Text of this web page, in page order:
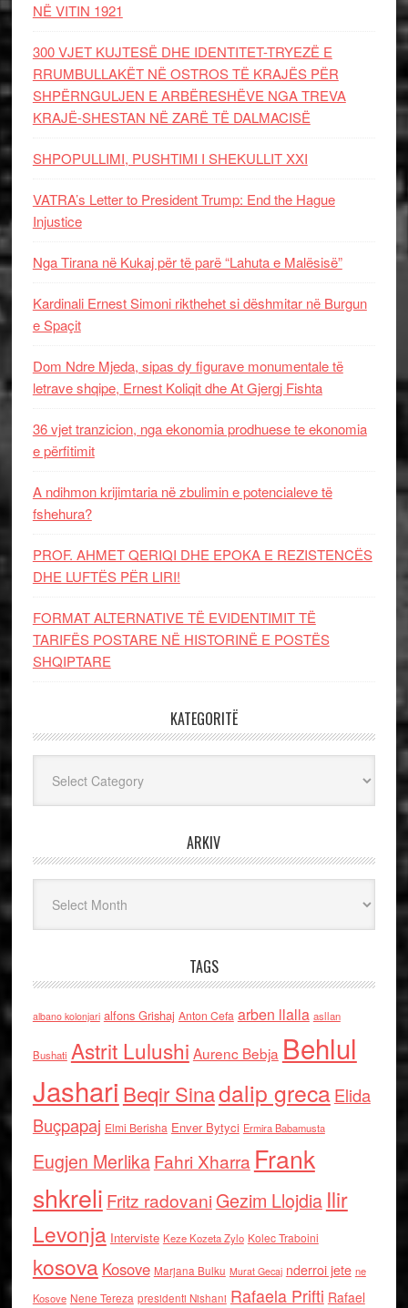
NË VITIN 1921
300 VJET KUJTESË DHE IDENTITET-TRYEZË E
RRUMBULLAKËT NË OSTROS TË KRAJËS PËR
SHPËRNGULJEN E ARBËRESHËVE NGA TREVA
KRAJË-SHESTAN NË ZARË TË DALMACISË
SHPOPULLIMI, PUSHTIMI I SHEKULLIT XXI
VATRA’s Letter to President Trump: End the Hague
Injustice
Nga Tirana në Kukaj për të parë “Lahuta e Malësisë”
Kardinali Ernest Simoni rikthehet si dëshmitar në Burgun
e Spaçit
Dom Ndre Mjeda, sipas dy figurave monumentale të
letrave shqipe, Ernest Koliqit dhe At Gjergj Fishta
36 vjet tranzicion, nga ekonomia prodhuese te ekonomia
e përfitimit
A ndihmon krijimtaria në zbulimin e potencialeve të
fshehura?
PROF. AHMET QERIQI DHE EPOKA E REZISTENCЁS
DHE LUFTЁS PЁR LIRI!
FORMAT ALTERNATIVE TË EVIDENTIMIT TË
TARIFËS POSTARE NË HISTORINË E POSTËS
SHQIPTARE
KATEGORITË
ARKIV
TAGS
albano kolonjari alfons Grishaj Anton Cefa arben llalla asllan
Bushati Astrit Lulushi Aurenc Bebja Behlul
Jashari Beqir Sinadalip grecaElida
Buçpapaj Elmi Berisha Enver Bytyci Ermira Babamusta
Eugjen MerlikaFahri Xharra Frank
shkreli Fritz radovaniGezim Llojdia Ilir
Levonja Interviste Keze Kozeta Zylo Kolec Traboini
kosova Kosove Marjana Bulku Murat Gecaj nderroi jete ne
Kosove Nene Tereza presidenti Nishani Rafaela Prifti Rafael